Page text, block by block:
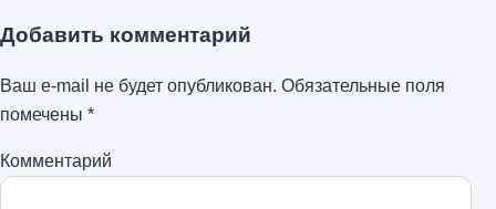
Добавить комментарий
Ваш e-mail не будет опубликован. Обязательные поля
помечены *
Комментарий